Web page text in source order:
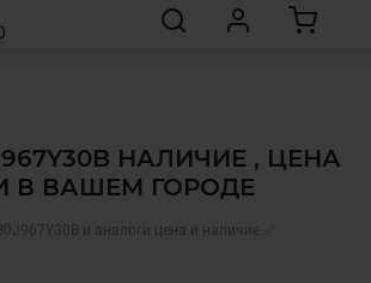
НАЛИЧИЕ , ЦЕНА
В ВАШЕМ ГОРОДЕ
и аналоги цена и наличие ✅